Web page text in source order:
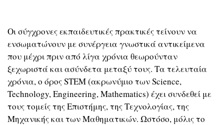
Οι σύγχρονες εκπαιδευτικές πρακτικές τείνουν να
ενσωματώνουν με συνέργεια γνωστικά αντικείμενα
που μέχρι πριν από λίγα χρόνια θεωρούνταν
ξεχωριστά και ασύνδετα μεταξύ τους. Τα τελευταία
χρόνια, ο όρος STEM (ακρωνύμιο των Science,
Technology, Engineering, Mathematics) έχει συνδεθεί με
τους τομείς της Επιστήμης, της Τεχνολογίας, της
Μηχανικής και των Μαθηματικών. Ωστόσο, μόλις το